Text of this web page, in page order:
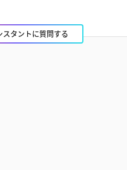
スタントに質問する